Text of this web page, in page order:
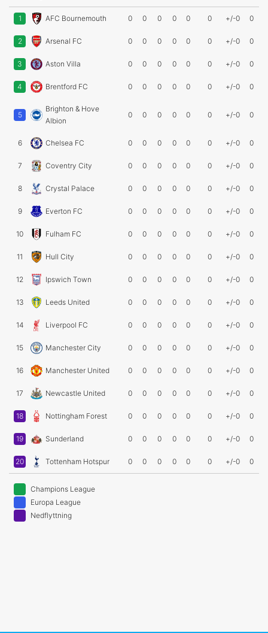
1 AFC Bournemouth 0 0 0 0 0 0 +/-0 0
2 Arsenal FC 0 0 0 0 0 0 +/-0 0
3 Aston Villa 0 0 0 0 0 0 +/-0 0
4 Brentford FC 0 0 0 0 0 0 +/-0 0
5
Brighton & Hove
Albion
0 0 0 0 0 0 +/-0 0
6 Chelsea FC 0 0 0 0 0 0 +/-0 0
7 Coventry City 0 0 0 0 0 0 +/-0 0
8 Crystal Palace 0 0 0 0 0 0 +/-0 0
9 Everton FC 0 0 0 0 0 0 +/-0 0
10 Fulham FC 0 0 0 0 0 0 +/-0 0
11 Hull City 0 0 0 0 0 0 +/-0 0
12 Ipswich Town 0 0 0 0 0 0 +/-0 0
13 Leeds United 0 0 0 0 0 0 +/-0 0
14 Liverpool FC 0 0 0 0 0 0 +/-0 0
15 Manchester City 0 0 0 0 0 0 +/-0 0
16 Manchester United 0 0 0 0 0 0 +/-0 0
17 Newcastle United 0 0 0 0 0 0 +/-0 0
18 Nottingham Forest 0 0 0 0 0 0 +/-0 0
19 Sunderland 0 0 0 0 0 0 +/-0 0
20 Tottenham Hotspur 0 0 0 0 0 0 +/-0 0
Champions League
Europa League
Nedflyttning